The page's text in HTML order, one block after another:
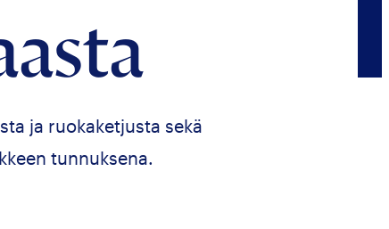
ja ruokaketjusta sekä
tunnuksena.